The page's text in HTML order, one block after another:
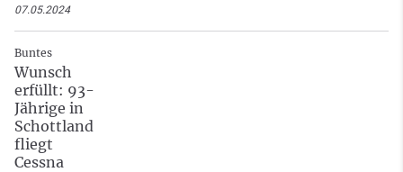
07.05.2024
Buntes
Wunsch
erfüllt: 93-
Jährige in
Schottland
fliegt
Cessna